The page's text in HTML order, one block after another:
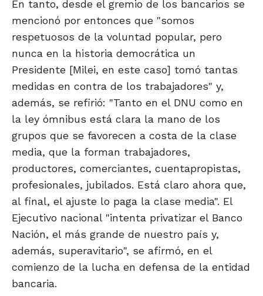
En tanto, desde el gremio de los bancarios se
mencionó por entonces que "somos
respetuosos de la voluntad popular, pero
nunca en la historia democrática un
Presidente [Milei, en este caso] tomó tantas
medidas en contra de los trabajadores" y,
además, se refirió: "Tanto en el DNU como en
la ley ómnibus está clara la mano de los
grupos que se favorecen a costa de la clase
media, que la forman trabajadores,
productores, comerciantes, cuentapropistas,
profesionales, jubilados. Está claro ahora que,
al final, el ajuste lo paga la clase media". El
Ejecutivo nacional "intenta privatizar el Banco
Nación, el más grande de nuestro país y,
además, superavitario", se afirmó, en el
comienzo de la lucha en defensa de la entidad
bancaria.